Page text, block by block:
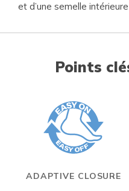
et d’une semelle
Points
ADAPTIVE CLOSURE